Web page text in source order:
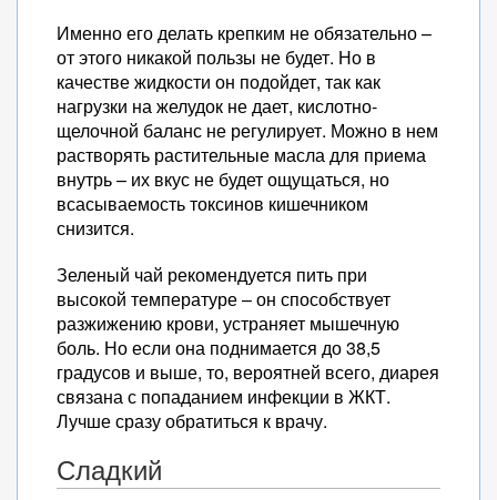
Именно его делать крепким не обязательно –
от этого никакой пользы не будет. Но в
качестве жидкости он подойдет, так как
нагрузки на желудок не дает, кислотно-
щелочной баланс не регулирует. Можно в нем
растворять растительные масла для приема
внутрь – их вкус не будет ощущаться, но
всасываемость токсинов кишечником
снизится.
Зеленый чай рекомендуется пить при
высокой температуре – он способствует
разжижению крови, устраняет мышечную
боль. Но если она поднимается до 38,5
градусов и выше, то, вероятней всего, диарея
связана с попаданием инфекции в ЖКТ.
Лучше сразу обратиться к врачу.
Сладкий